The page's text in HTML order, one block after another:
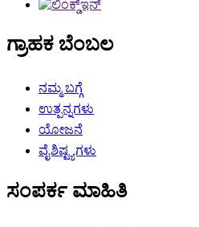
ಗ್ರಾಹಕ ಬೆಂಬಲ
ನಮ್ಮ ಬಗ್ಗೆ
ಉತ್ಪನ್ನಗಳು
ಯೋಜನೆ
ವೈಶಿಷ್ಟ್ಯಗಳು
ಸಂಪರ್ಕ ಮಾಹಿತಿ